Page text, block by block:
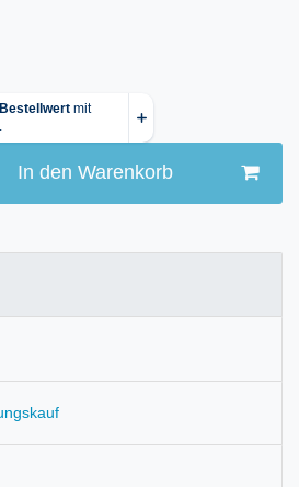
In den Warenkorb